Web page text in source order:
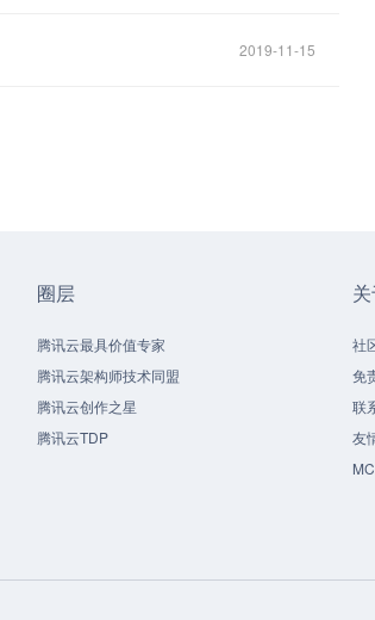
2019-11-15
圈层
腾讯云最具价值专家
腾讯云架构师技术同盟
腾讯云创作之星
腾讯云TDP
社
免
联
友